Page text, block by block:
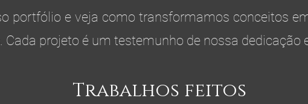
portfólio e veja como transformamos conceitos
Cada projeto é um testemunho de nossa dedicação
Trabalhos feitos